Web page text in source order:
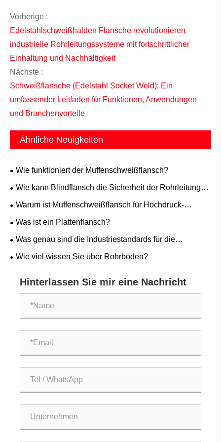
Vorherige :
Edelstahlschweißhalden Flansche revolutionieren
industrielle Rohrleitungssysteme mit fortschrittlicher
Einhaltung und Nachhaltigkeit
Nächste :
Schweißflansche (Edelstahl Socket Weld): Ein
umfassender Leitfaden für Funktionen, Anwendungen
und Branchenvorteile
Ähnliche Neuigkeiten
Wie funktioniert der Muffenschweißflansch?
Wie kann Blindflansch die Sicherheit der Rohrleitung
und eine einfache Wartung gewährleisten?
Warum ist Muffenschweißflansch für Hochdruck-
Rohrleitungssysteme unerlässlich?
Was ist ein Plattenflansch?
Was genau sind die Industriestandards für die
Herstellung von Rohlingen?
Wie viel wissen Sie über Rohrböden?
Hinterlassen Sie mir eine Nachricht